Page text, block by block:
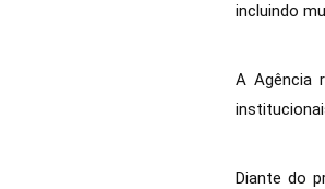
incluindo
A Agência
Diante do